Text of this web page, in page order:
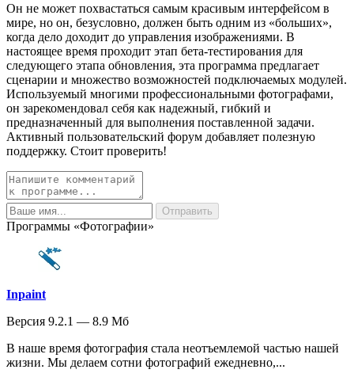
Он не может похвастаться самым красивым интерфейсом в
мире, но он, безусловно, должен быть одним из «больших»,
когда дело доходит до управления изображениями. В
настоящее время проходит этап бета-тестирования для
следующего этапа обновления, эта программа предлагает
сценарии и множество возможностей подключаемых модулей.
Используемый многими профессиональными фотографами,
он зарекомендовал себя как надежный, гибкий и
предназначенный для выполнения поставленной задачи.
Активный пользовательский форум добавляет полезную
поддержку. Стоит проверить!
Программы «Фотографии»
Inpaint
Версия 9.2.1 — 8.9 Мб
В наше время фотография стала неотъемлемой частью нашей
жизни. Мы делаем сотни фотографий ежедневно,...